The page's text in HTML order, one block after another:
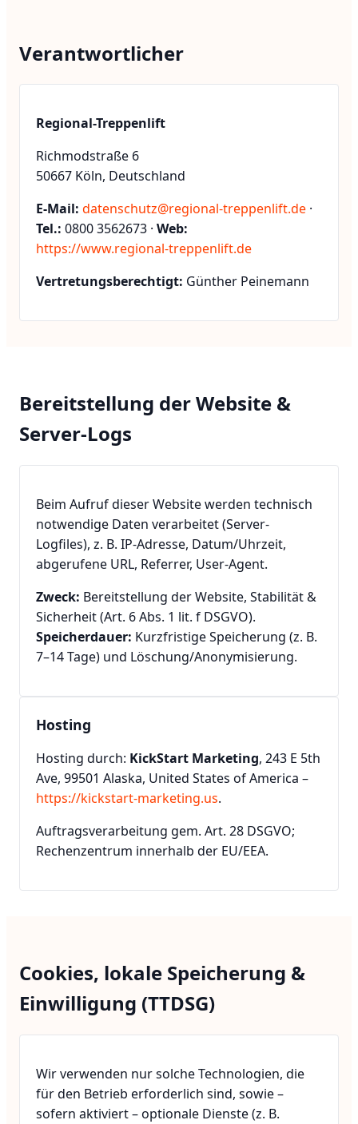
Verantwortlicher
Regional-Treppenlift
Richmodstraße 6
50667 Köln, Deutschland
E-Mail: datenschutz@regional-treppenlift.de ·
Tel.: 0800 3562673 · Web:
https://www.regional-treppenlift.de
Vertretungsberechtigt: Günther Peinemann
Bereitstellung der Website &
Server-Logs
Beim Aufruf dieser Website werden technisch
notwendige Daten verarbeitet (Server-
Logfiles), z. B. IP-Adresse, Datum/Uhrzeit,
abgerufene URL, Referrer, User-Agent.
Zweck: Bereitstellung der Website, Stabilität &
Sicherheit (Art. 6 Abs. 1 lit. f DSGVO).
Speicherdauer: Kurzfristige Speicherung (z. B.
7–14 Tage) und Löschung/Anonymisierung.
Hosting
Hosting durch: KickStart Marketing, 243 E 5th
Ave, 99501 Alaska, United States of America –
https://kickstart-marketing.us.
Auftragsverarbeitung gem. Art. 28 DSGVO;
Rechenzentrum innerhalb der EU/EEA.
Cookies, lokale Speicherung &
Einwilligung (TTDSG)
Wir verwenden nur solche Technologien, die
für den Betrieb erforderlich sind, sowie –
sofern aktiviert – optionale Dienste (z. B.